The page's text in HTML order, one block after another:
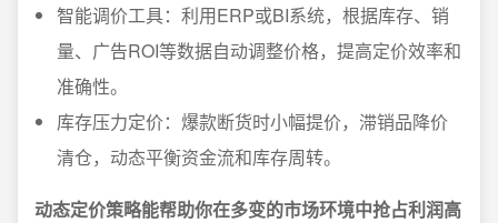
智能调价工具：利用ERP或BI系统，根据库存、销
量、广告ROI等数据自动调整价格，提高定价效率和
准确性。
库存压力定价：爆款断货时小幅提价，滞销品降价
清仓，动态平衡资金流和库存周转。
动态定价策略能帮助你在多变的市场环境中抢占利润高